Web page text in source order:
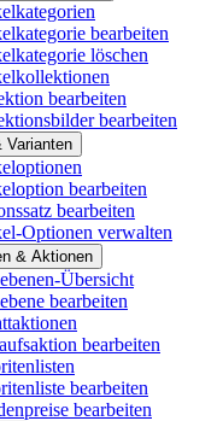
bearbeiten
löschen
bearbeiten
bearbeiten
Varianten
bearbeiten
bearbeiten
Optionen verwalten
& Aktionen
Übersicht
bearbeiten
bearbeiten
bearbeiten
bearbeiten